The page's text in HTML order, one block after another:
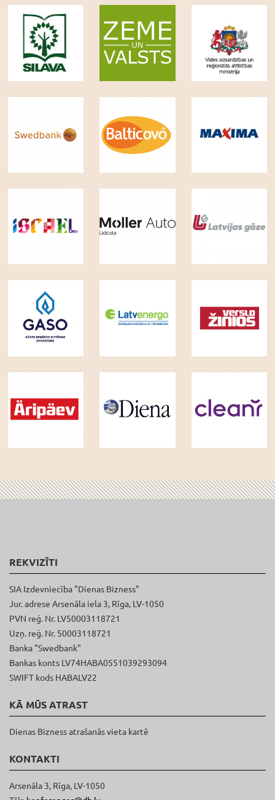
REKVIZĪTI
SIA Izdevniecība "Dienas Bizness"
Jur. adrese Arsenāla iela 3, Rīga, LV-1050
PVN reģ. Nr. LV50003118721
Uzņ. reģ. Nr. 50003118721
Banka "Swedbank"
Bankas konts LV74HABA0551039293094
SWIFT kods HABALV22
KĀ MŪS ATRAST
Dienas Bizness atrašanās vieta kartē
KONTAKTI
Arsenāla 3, Rīga, LV-1050